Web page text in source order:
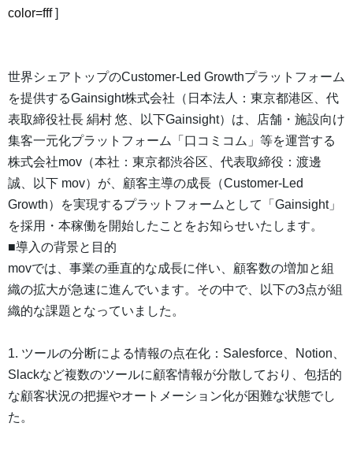
color=fff]
世界シェアトップのCustomer-Led Growthプラットフォーム
を提供するGainsight株式会社（日本法人：東京都港区、代
表取締役社長 絹村 悠、以下Gainsight）は、店舗・施設向け
集客一元化プラットフォーム「口コミコム」等を運営する
株式会社mov（本社：東京都渋谷区、代表取締役：渡邊
誠、以下 mov）が、顧客主導の成長（Customer-Led
Growth）を実現するプラットフォームとして「Gainsight」
を採用・本稼働を開始したことをお知らせいたします。
■導入の背景と目的
movでは、事業の垂直的な成長に伴い、顧客数の増加と組
織の拡大が急速に進んでいます。その中で、以下の3点が組
織的な課題となっていました。
1. ツールの分断による情報の点在化：Salesforce、Notion、
Slackなど複数のツールに顧客情報が分散しており、包括的
な顧客状況の把握やオートメーション化が困難な状態でし
た。